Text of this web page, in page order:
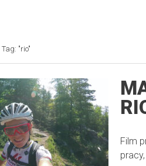
Tag: "rio"
Film